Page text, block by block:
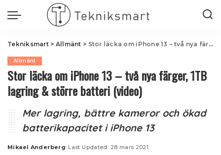
Tekniksmart> Allmänt > Stor läcka om iPhone 13 – två nya färger, 1TB lagring & större batteri (video)
Allmänt
Stor läcka om iPhone 13 – två nya färger, 1TB
lagring & större batteri (video)
Mer lagring, bättre kameror och ökad
batterikapacitet i iPhone 13
Posted
Mikael Anderberg Last Updated: 28 mars 2021